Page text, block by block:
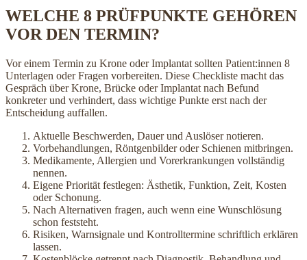
WELCHE 8 PRÜFPUNKTE GEHÖREN
VOR DEN TERMIN?
Vor einem Termin zu Krone oder Implantat sollten Patient:innen 8
Unterlagen oder Fragen vorbereiten. Diese Checkliste macht das
Gespräch über Krone, Brücke oder Implantat nach Befund
konkreter und verhindert, dass wichtige Punkte erst nach der
Entscheidung auffallen.
Aktuelle Beschwerden, Dauer und Auslöser notieren.
Vorbehandlungen, Röntgenbilder oder Schienen mitbringen.
Medikamente, Allergien und Vorerkrankungen vollständig
nennen.
Eigene Priorität festlegen: Ästhetik, Funktion, Zeit, Kosten
oder Schonung.
Nach Alternativen fragen, auch wenn eine Wunschlösung
schon feststeht.
Risiken, Warnsignale und Kontrolltermine schriftlich erklären
lassen.